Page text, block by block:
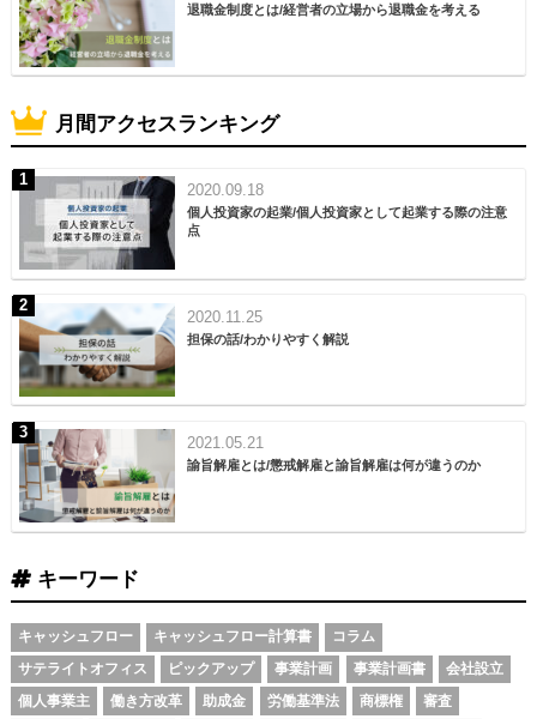
退職金制度とは/経営者の立場から退職金を考える
月間アクセスランキング
2020.09.18
個人投資家の起業/個人投資家として起業する際の注意
点
2020.11.25
担保の話/わかりやすく解説
2021.05.21
諭旨解雇とは/懲戒解雇と諭旨解雇は何が違うのか
キーワード
キャッシュフロー キャッシュフロー計算書
コラム
サテライトオフィス
ピックアップ 事業計画 事業計画書
会社設立
個人事業主
働き方改革 助成金 労働基準法 商標権
審査